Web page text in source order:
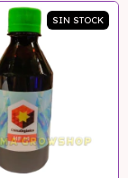
SIN STOCK